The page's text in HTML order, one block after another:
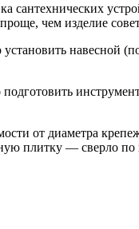
сантехнических
чем изделие
установить
от диаметра
плитку — сверло